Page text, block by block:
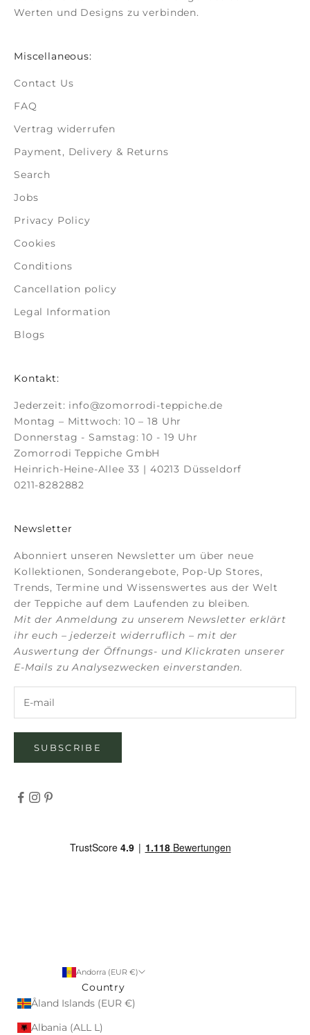
Werten und Designs zu verbinden.
Miscellaneous:
Contact Us
FAQ
Vertrag widerrufen
Payment, Delivery & Returns
Search
Jobs
Privacy Policy
Cookies
Conditions
Cancellation policy
Legal Information
Blogs
Kontakt:
Jederzeit: info@zomorrodi-teppiche.de
Montag – Mittwoch: 10 – 18 Uhr
Donnerstag - Samstag: 10 - 19 Uhr
Zomorrodi Teppiche GmbH
Heinrich-Heine-Allee 33 | 40213 Düsseldorf
0211-8282882
Newsletter
Abonniert unseren Newsletter um über neue
Kollektionen, Sonderangebote, Pop-Up Stores,
Trends, Termine und Wissenswertes aus der Welt
der Teppiche auf dem Laufenden zu bleiben.
Mit der Anmeldung zu unserem Newsletter erklärt
ihr euch – jederzeit widerruflich – mit der
Auswertung der Öffnungs- und Klickraten unserer
E-Mails zu Analysezwecken einverstanden.
SUBSCRIBE
Andorra (EUR €)
Country
Åland Islands (EUR €)
Albania (ALL L)